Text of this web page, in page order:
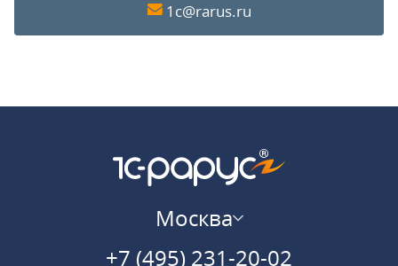
1c@rarus.ru
Москва
+7 (495) 231-20-02